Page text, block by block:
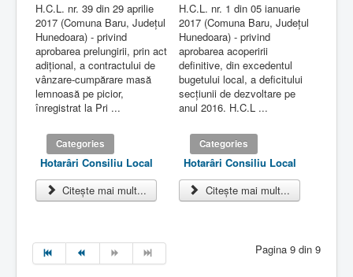
H.C.L. nr. 39 din 29 aprilie
2017 (Comuna Baru, Judeţul
Hunedoara) - privind
aprobarea prelungirii, prin act
adiţional, a contractului de
vânzare-cumpărare masă
lemnoasă pe picior,
înregistrat la Pri ...
Categories
Hotarâri Consiliu Local
Citește mai mult...
H.C.L. nr. 1 din 05 ianuarie
2017 (Comuna Baru, Judeţul
Hunedoara) - privind
aprobarea acoperirii
definitive, din excedentul
bugetului local, a deficitului
secţiunii de dezvoltare pe
anul 2016. H.C.L ...
Categories
Hotarâri Consiliu Local
Citește mai mult...
Pagina 9 din 9